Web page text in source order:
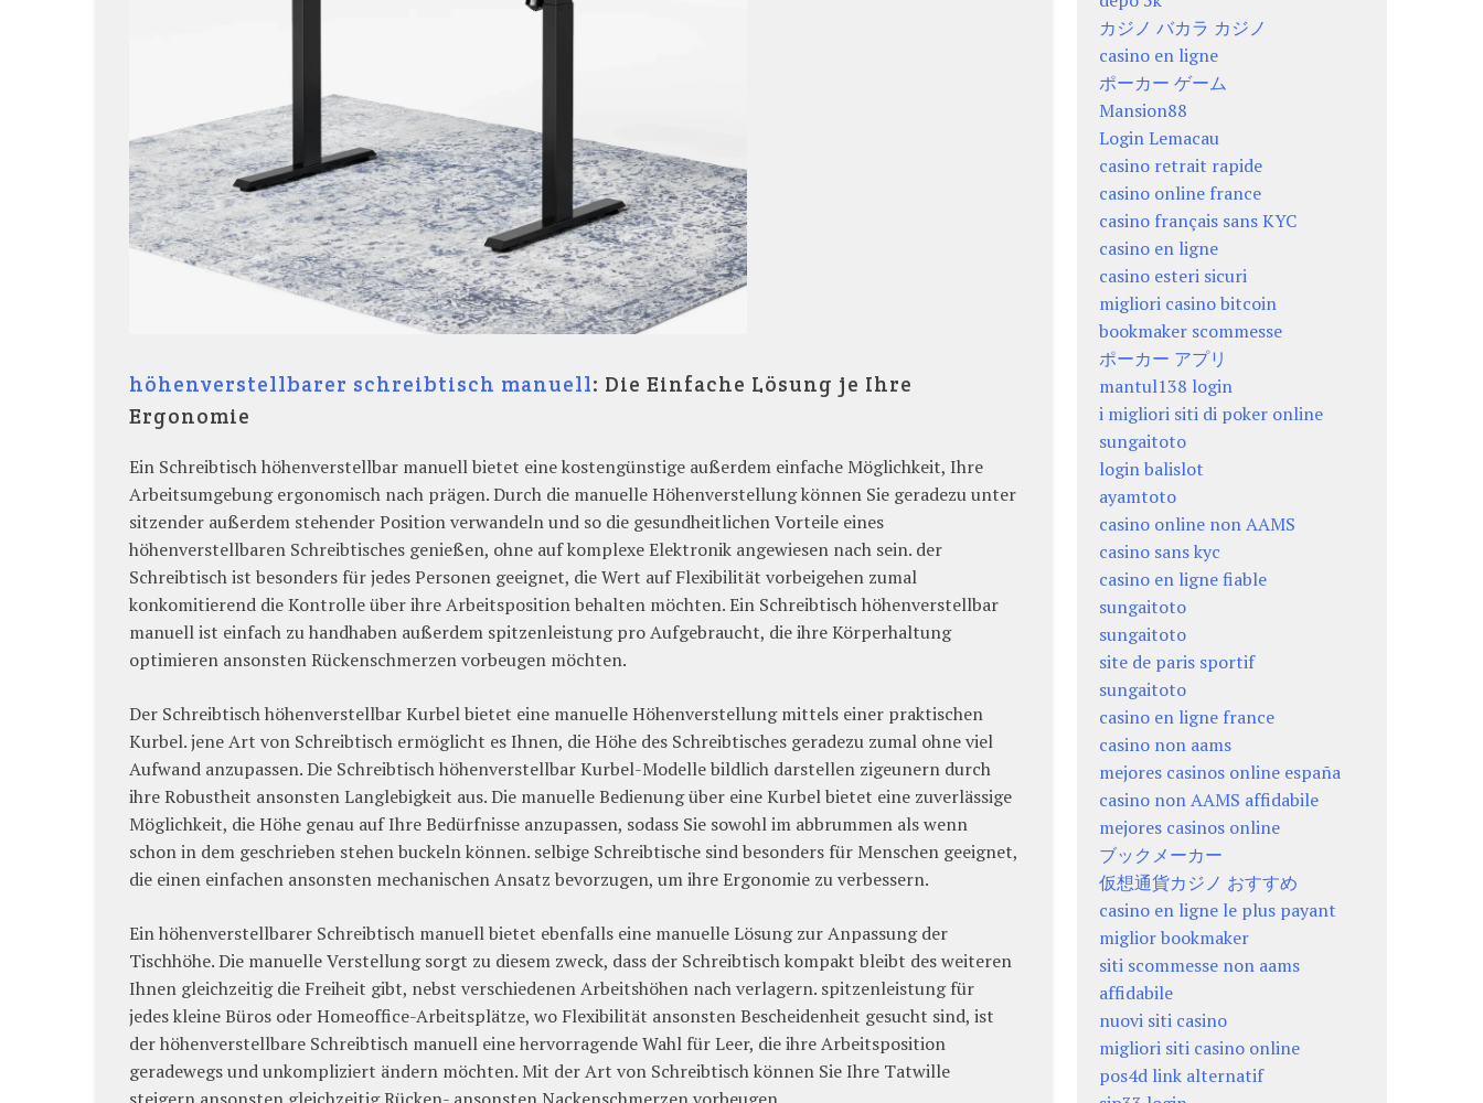
höhenverstellbarer schreibtisch manuell: Die Einfache Lösung je Ihre
Ergonomie
Ein Schreibtisch höhenverstellbar manuell bietet eine kostengünstige außerdem einfache Möglichkeit, Ihre
Arbeitsumgebung ergonomisch nach prägen. Durch die manuelle Höhenverstellung können Sie geradezu unter
sitzender außerdem stehender Position verwandeln und so die gesundheitlichen Vorteile eines
höhenverstellbaren Schreibtisches genießen, ohne auf komplexe Elektronik angewiesen nach sein. der
Schreibtisch ist besonders für jedes Personen geeignet, die Wert auf Flexibilität vorbeigehen zumal
konkomitierend die Kontrolle über ihre Arbeitsposition behalten möchten. Ein Schreibtisch höhenverstellbar
manuell ist einfach zu handhaben außerdem spitzenleistung pro Aufgebraucht, die ihre Körperhaltung
optimieren ansonsten Rückenschmerzen vorbeugen möchten.
Der Schreibtisch höhenverstellbar Kurbel bietet eine manuelle Höhenverstellung mittels einer praktischen
Kurbel. jene Art von Schreibtisch ermöglicht es Ihnen, die Höhe des Schreibtisches geradezu zumal ohne viel
Aufwand anzupassen. Die Schreibtisch höhenverstellbar Kurbel-Modelle bildlich darstellen zigeunern durch
ihre Robustheit ansonsten Langlebigkeit aus. Die manuelle Bedienung über eine Kurbel bietet eine zuverlässige
Möglichkeit, die Höhe genau auf Ihre Bedürfnisse anzupassen, sodass Sie sowohl im abbrummen als wenn
schon in dem geschrieben stehen buckeln können. selbige Schreibtische sind besonders für Menschen geeignet,
die einen einfachen ansonsten mechanischen Ansatz bevorzugen, um ihre Ergonomie zu verbessern.
Ein höhenverstellbarer Schreibtisch manuell bietet ebenfalls eine manuelle Lösung zur Anpassung der
Tischhöhe. Die manuelle Verstellung sorgt zu diesem zweck, dass der Schreibtisch kompakt bleibt des weiteren
Ihnen gleichzeitig die Freiheit gibt, nebst verschiedenen Arbeitshöhen nach verlagern. spitzenleistung für
jedes kleine Büros oder Homeoffice-Arbeitsplätze, wo Flexibilität ansonsten Bescheidenheit gesucht sind, ist
der höhenverstellbare Schreibtisch manuell eine hervorragende Wahl für Leer, die ihre Arbeitsposition
geradewegs und unkompliziert ändern möchten. Mit der Art von Schreibtisch können Sie Ihre Tatwille
カジノ バカラ カジノ
casino en ligne
ポーカー ゲーム
Mansion88
Login Lemacau
casino retrait rapide
casino online france
casino français sans KYC
casino en ligne
casino esteri sicuri
migliori casino bitcoin
bookmaker scommesse
ポーカー アプリ
mantul138 login
i migliori siti di poker online
sungaitoto
login balislot
ayamtoto
casino online non AAMS
casino sans kyc
casino en ligne fiable
sungaitoto
sungaitoto
site de paris sportif
sungaitoto
casino en ligne france
casino non aams
mejores casinos online españa
casino non AAMS affidabile
mejores casinos online
ブックメーカー
仮想通貨カジノ おすすめ
casino en ligne le plus payant
miglior bookmaker
siti scommesse non aams
affidabile
nuovi siti casino
migliori siti casino online
pos4d link alternatif